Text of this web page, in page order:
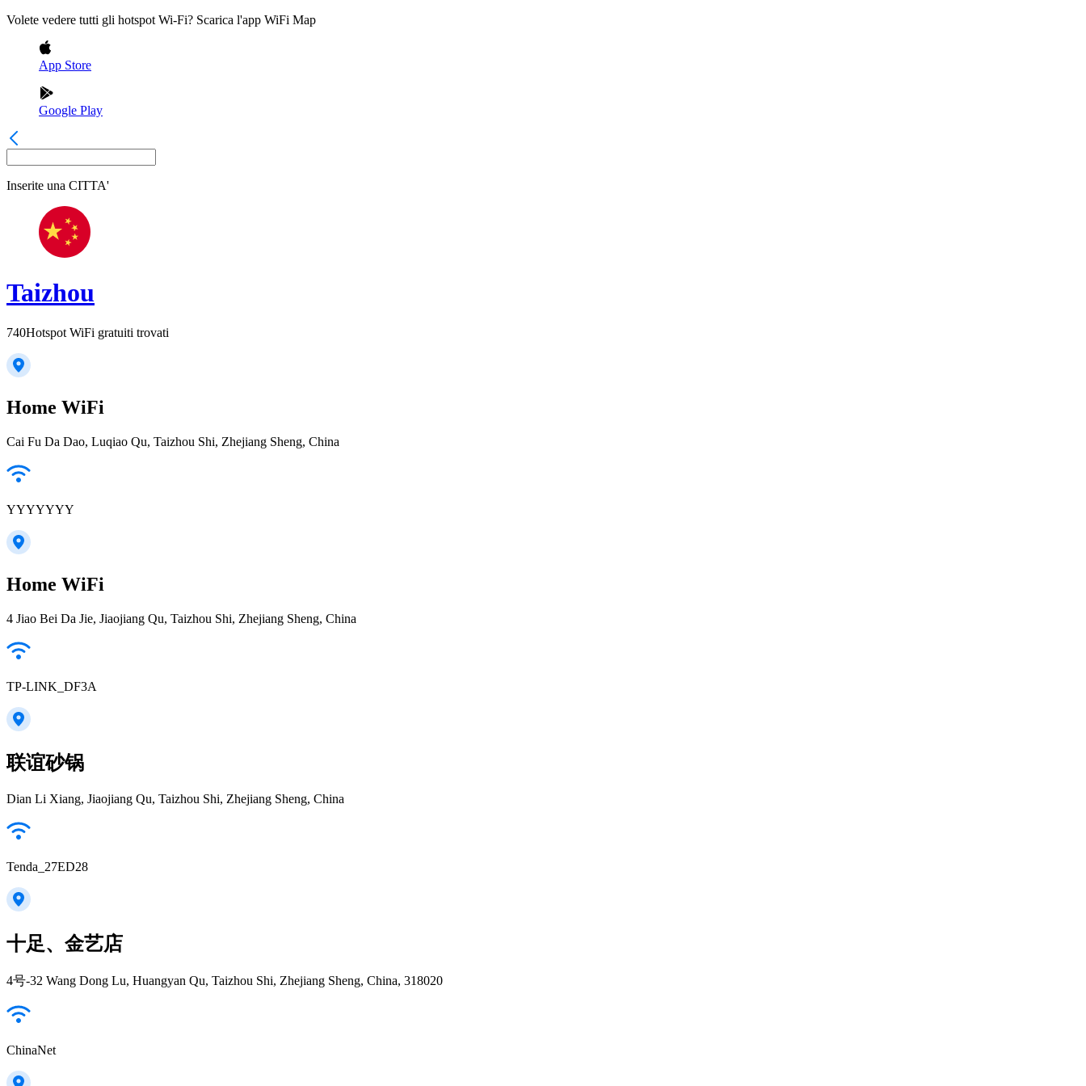
Volete vedere tutti gli hotspot Wi-Fi? Scarica l'app WiFi Map
App Store
Google Play
Inserite una CITTA'
Taizhou
740Hotspot WiFi gratuiti trovati
Home WiFi
Cai Fu Da Dao, Luqiao Qu, Taizhou Shi, Zhejiang Sheng, China
YYYYYYY
Home WiFi
4 Jiao Bei Da Jie, Jiaojiang Qu, Taizhou Shi, Zhejiang Sheng, China
TP-LINK_DF3A
联谊砂锅
Dian Li Xiang, Jiaojiang Qu, Taizhou Shi, Zhejiang Sheng, China
Tenda_27ED28
十足、金艺店
4号-32 Wang Dong Lu, Huangyan Qu, Taizhou Shi, Zhejiang Sheng, China, 318020
ChinaNet